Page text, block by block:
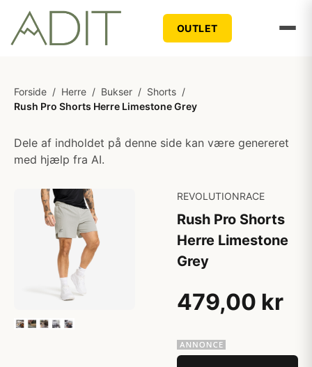
OUTLET
Forside / Herre / Bukser / Shorts /
Rush Pro Shorts Herre Limestone Grey
Dele af indholdet på denne side kan være genereret
med hjælp fra AI.
REVOLUTIONRACE
Rush Pro Shorts
Herre Limestone
Grey
479,00 kr